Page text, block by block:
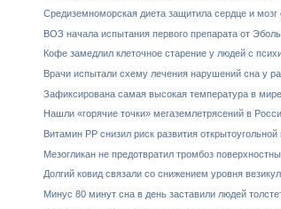
Средиземноморская диета защитила сердце и мозг
ВОЗ начала испытания первого препарата от
Кофе замедлил клеточное старение у людей с
Врачи испытали схему лечения нарушений сна у
Зафиксирована самая высокая температура в
Нашли «горячие точки» мегаземлетрясений в
Витамин PP снизил риск развития
Мезогликан не предотвратил тромбоз
Долгий ковид связали со снижением уровня
Минус 80 минут сна в день заставили людей